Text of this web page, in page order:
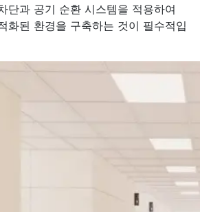
단과 공기 순환 시스템을 적용하여
화된 환경을 구축하는 것이 필수적입